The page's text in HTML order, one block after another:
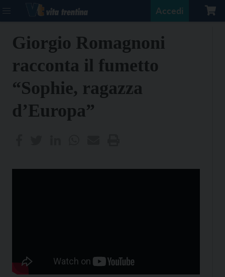
Accedi
Giorgio Romagnoni
racconta il fumetto
“Sophie, ragazza
d’Europa”